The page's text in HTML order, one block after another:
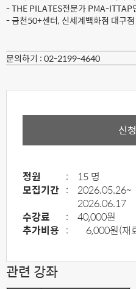
- THE PILATES전문가 PMA-
- 금천50+센터, 신세계백화점 대구
문의하기 :02-2199-4640
신
정원 :
15 명
모집기간 :
2026.05.26~
2026.06.17
수강료
:
40,000원
추가비용 : 6,000원(재
관련 강좌